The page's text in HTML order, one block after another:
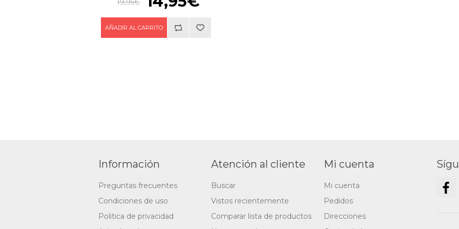
19,95€
Información
Preguntas frecuentes
Condiciones de uso
Politica de privacidad
Atención al cliente
Buscar
Vistos recientemente
Comparar lista de productos
Mi cuenta
Mi cuenta
Pedidos
Direcciones